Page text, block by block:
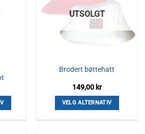
UTSOLGT
Brodert bøttehatt
149,00 kr
VELG ALTERNATIV